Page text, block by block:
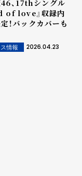
、17thシングル
of love』収録内
！バックカバーも
情報 2026.04.23